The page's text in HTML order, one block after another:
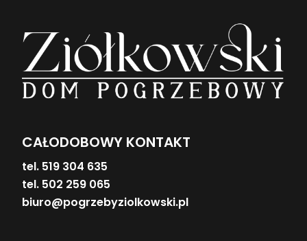
CAŁODOBOWY KONTAKT
tel. 519 304 635
tel. 502 259 065
biuro@pogrzebyziolkowski.pl